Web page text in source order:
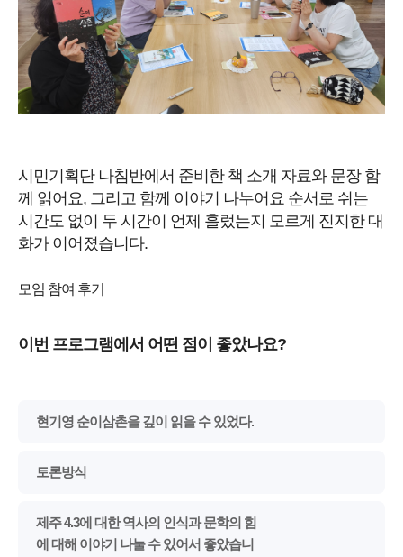
시민기획단 나침반에서 준비한 책 소개 자료와 문장 함
께 읽어요, 그리고 함께 이야기 나누어요 순서로 쉬는
시간도 없이 두 시간이 언제 흘렀는지 모르게 진지한 대
화가 이어졌습니다.
모임 참여 후기
이번 프로그램에서 어떤 점이 좋았나요?
현기영 순이삼촌을 깊이 읽을 수 있었다.
토론방식
제주 4.3에 대한 역사의 인식과 문학의 힘
에 대해 이야기 나눌 수 있어서 좋았습니